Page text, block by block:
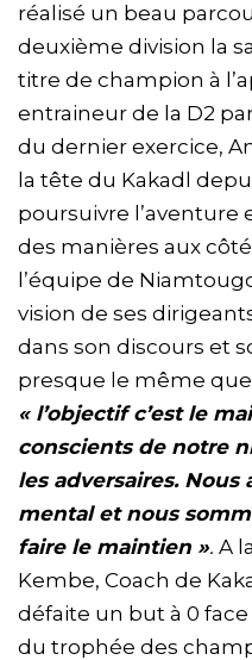
réalisé un beau
deuxième division la
titre de champion à
entraineur de la D2
du dernier exercice,
la tête du Kakadl
poursuivre l’aventure
des manières aux
l’équipe de
vision de ses
dans son discours et
presque le même
« l’objectif c’est le
conscients de notre
les adversaires. Nous
mental et nous
faire le maintien ». A
Kembe, Coach de
défaite un but à 0
du trophée des